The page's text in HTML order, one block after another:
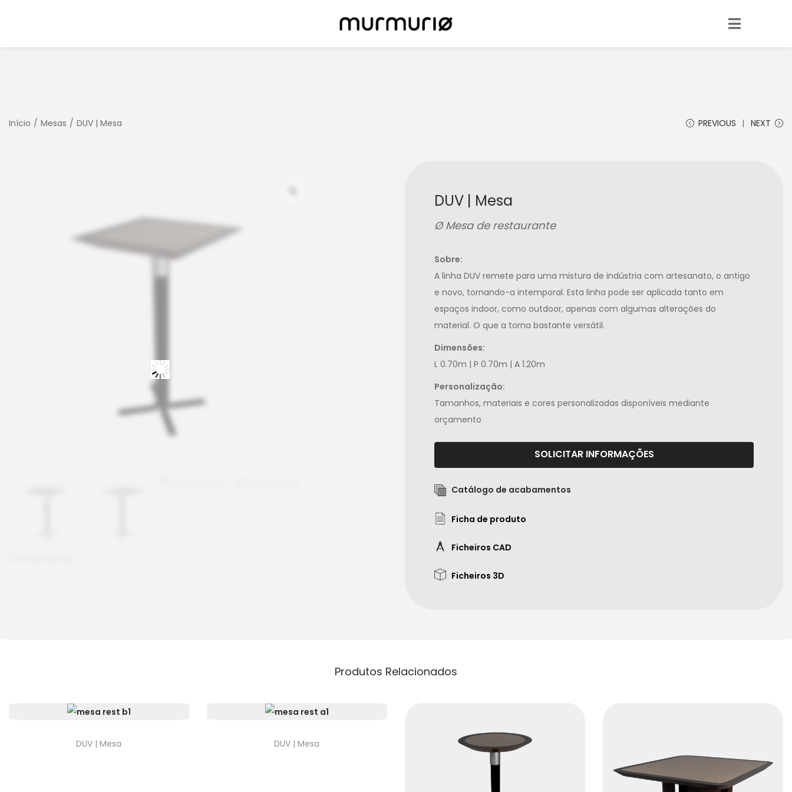
Início / Mesas / DUV | Mesa PREVIOUS NEXT
DUV | Mesa
Ø Mesa de restaurante
Sobre:
A linha DUV remete para uma mistura de indústria com artesanato, o antigo
e novo, tornando-a intemporal. Esta linha pode ser aplicada tanto em
espaços indoor, como outdoor, apenas com algumas alterações do
material. O que a torna bastante versátil.
Dimensões:
L 0.70m | P 0.70m | A 1.20m
Personalização:
Tamanhos, materiais e cores personalizadas disponíveis mediante
orçamento
SOLICITAR INFORMAÇÕES
Catálogo de acabamentos
Ficha de produto
Ficheiros CAD
Ficheiros 3D
Produtos Relacionados
DUV | Mesa DUV | Mesa